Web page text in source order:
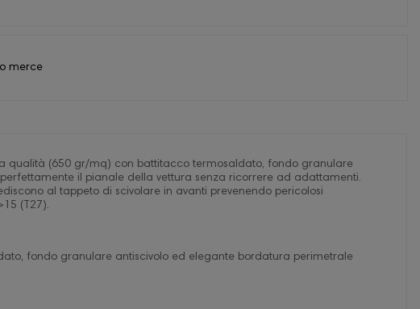
merce
qualità (650 gr/mq) con battitacco termosaldato, fondo granulare
il pianale della vettura senza ricorrere ad adattamenti.
al tappeto di scivolare in avanti prevenendo pericolosi
(T27).
fondo granulare antiscivolo ed elegante bordatura perimetrale